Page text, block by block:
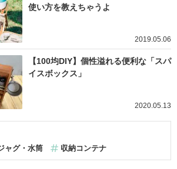
使い方を教えちゃうよ
2019.05.06
【100均DIY】個性溢れる便利な「スパ
イスボックス」
2020.05.13
ャグ・水筒 収納コンテナ